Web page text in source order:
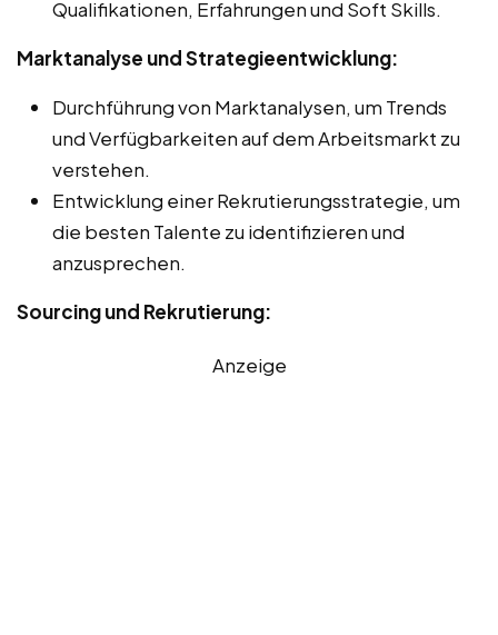
Qualifikationen, Erfahrungen und Soft Skills.
Marktanalyse und Strategieentwicklung:
Durchführung von Marktanalysen, um Trends
und Verfügbarkeiten auf dem Arbeitsmarkt zu
verstehen.
Entwicklung einer Rekrutierungsstrategie, um
die besten Talente zu identifizieren und
anzusprechen.
Sourcing und Rekrutierung:
Anzeige